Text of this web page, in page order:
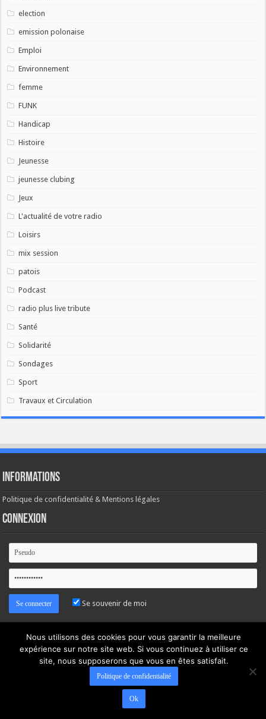
election
emission polonaise
Emploi
Environnement
femme
FUNK
Handicap
Histoire
Jeunesse
jeunesse clubing
Jeux
L'actualité de votre radio
Loisirs
mix session
patois
Podcast
radio plus live tribute
Santé
Solidarité
Sondages
Sport
Travaux et Circulation
Informations
Politique de confidentialité & Mentions légales
Connexion
Se souvenir de moi
Nous utilisons des cookies pour vous garantir la meilleure
expérience sur notre site web. Si vous continuez à utiliser ce
site, nous supposerons que vous en êtes satisfait.
Politique de confidentialité
Ok